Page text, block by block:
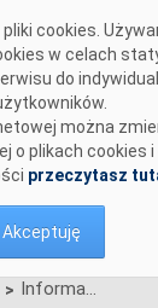
cookies.
w celach
do
można
o plikach cookies
przeczytasz
Akceptuję
> Informacja OSP nt. decyzji Agencji ds. Współpracy Organów Regulacji Energetyki (ACER), dotyczącą wyznaczania regionów wyznaczania zdolności przesyłowych